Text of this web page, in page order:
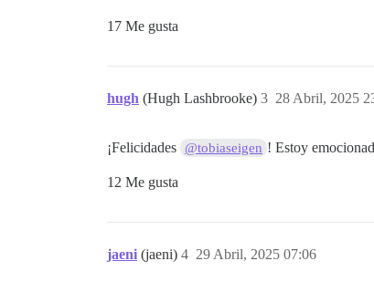
17 Me gusta
hugh (Hugh Lashbrooke) 28 Abril, 2025
3
¡Felicidades @tobiaseigen ! Estoy
12 Me gusta
jaeni (jaeni) 29 Abril, 2025 07:06
4